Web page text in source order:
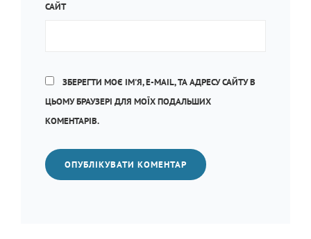
САЙТ
ЗБЕРЕГТИ МОЄ ІМ'Я, E-MAIL, ТА АДРЕСУ САЙТУ В
ЦЬОМУ БРАУЗЕРІ ДЛЯ МОЇХ ПОДАЛЬШИХ
КОМЕНТАРІВ.